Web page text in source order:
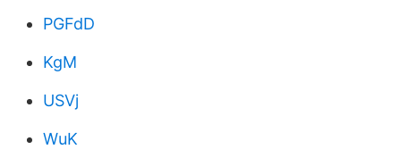
PGFdD
KgM
USVj
WuK